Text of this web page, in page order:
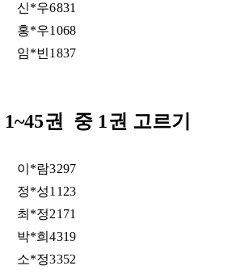
신*우6831
홍*우1068
임*빈1837
1~45권 중 1권 고르기
이*람3297
정*성1123
최*정2171
박*희4319
소*정3352